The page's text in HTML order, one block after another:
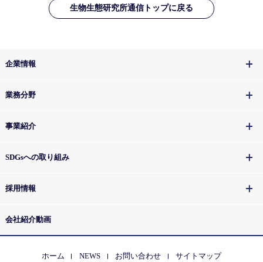
生物生態研究所通信トップに戻る
ホーム NEWS お問い合わせ サイトマップ
企業情報
業務分野
事業紹介
SDGsへの取り組み
採用情報
会社紹介動画